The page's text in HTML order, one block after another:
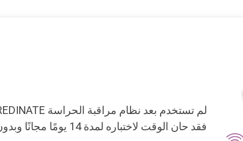
لم تستخدم بعد نظام مراقبة الحراسة COREDINATE
فقد حان الوقت لاختباره لمدة 14 يومًا مجانًا وبدون التزامات.